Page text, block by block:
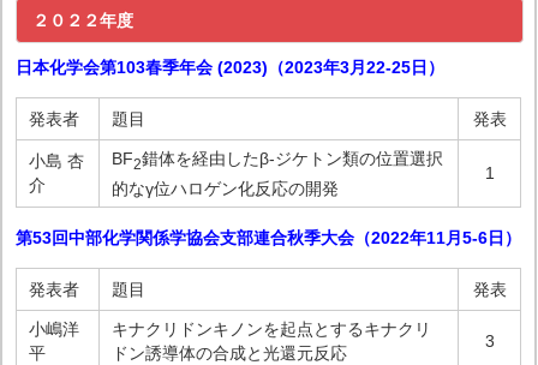
２０２２年度
日本化学会第103春季年会 (2023)（2023年3月22-25日）
発表者 題目 発表
⼩島 杏
介
BF2錯体を経由したβ-ジケトン類の位置選択
的なγ位ハロゲン化反応の開発
1
第53回中部化学関係学協会支部連合秋季大会（2022年11月5-6日）
発表者 題目 発表
小嶋洋
平
キナクリドンキノンを起点とするキナクリ
ドン誘導体の合成と光還元反応
3